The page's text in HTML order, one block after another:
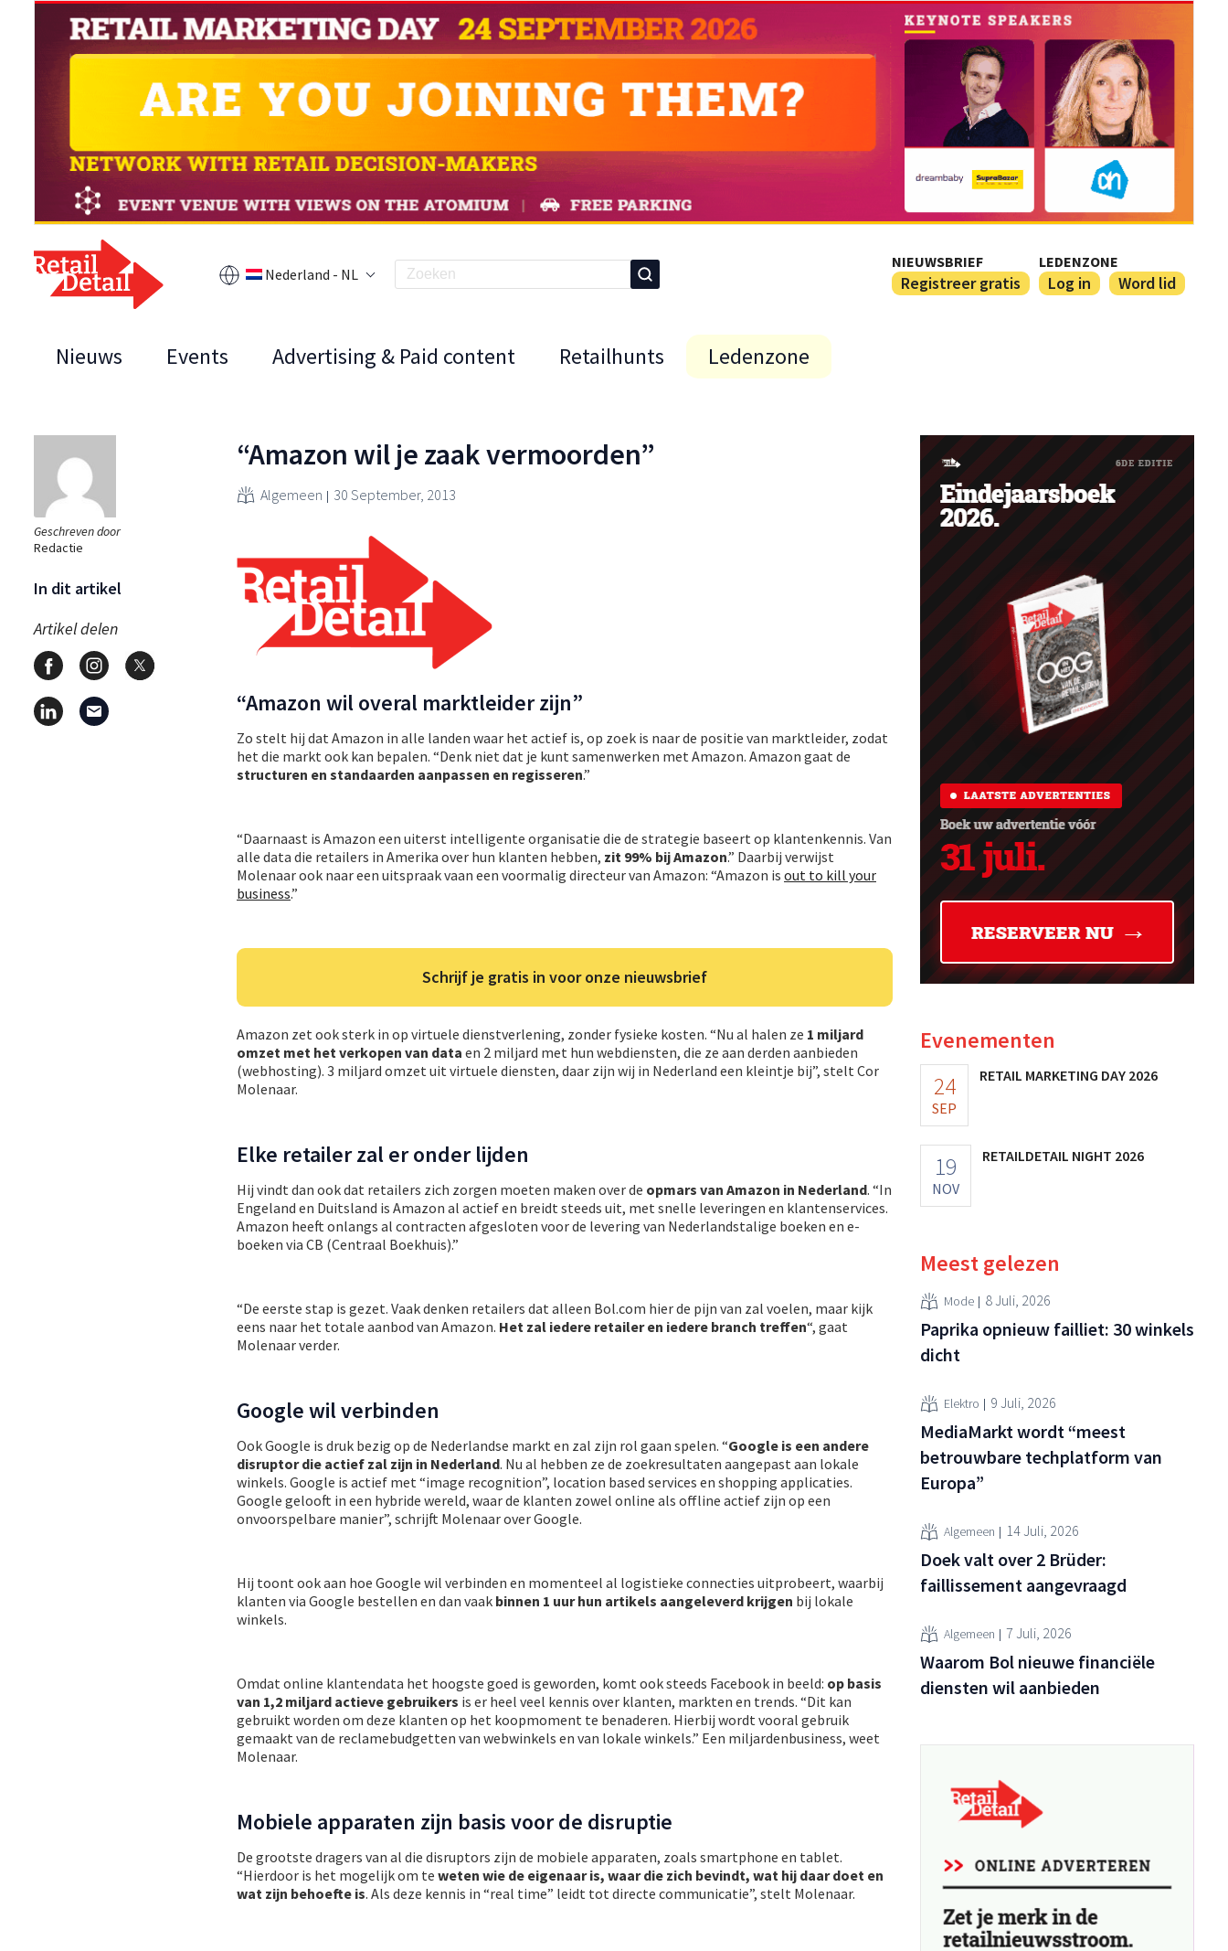
Nederland - NL
NIEUWSBRIEF
Registreer gratis
LEDENZONE
Log in Word lid
Nieuws Events Advertising & Paid content Retailhunts Ledenzone
Geschreven door
Redactie
In dit artikel
Artikel delen
“Amazon wil je zaak vermoorden”
Algemeen 30 September, 2013
“Amazon wil overal marktleider zijn”
Zo stelt hij dat Amazon in alle landen waar het actief is, op zoek is naar de positie van marktleider, zodat
het die markt ook kan bepalen. “Denk niet dat je kunt samenwerken met Amazon. Amazon gaat de
structuren en standaarden aanpassen en regisseren.”
“Daarnaast is Amazon een uiterst intelligente organisatie die de strategie baseert op klantenkennis. Van
alle data die retailers in Amerika over hun klanten hebben, zit 99% bij Amazon.” Daarbij verwijst
Molenaar ook naar een uitspraak vaan een voormalig directeur van Amazon: “Amazon is out to kill your
business.”
Schrijf je gratis in voor onze nieuwsbrief
Amazon zet ook sterk in op virtuele dienstverlening, zonder fysieke kosten. “Nu al halen ze 1 miljard
omzet met het verkopen van data en 2 miljard met hun webdiensten, die ze aan derden aanbieden
(webhosting). 3 miljard omzet uit virtuele diensten, daar zijn wij in Nederland een kleintje bij”, stelt Cor
Molenaar.
Elke retailer zal er onder lijden
Hij vindt dan ook dat retailers zich zorgen moeten maken over de opmars van Amazon in Nederland. “In
Engeland en Duitsland is Amazon al actief en breidt steeds uit, met snelle leveringen en klantenservices.
Amazon heeft onlangs al contracten afgesloten voor de levering van Nederlandstalige boeken en e-
boeken via CB (Centraal Boekhuis).”
“De eerste stap is gezet. Vaak denken retailers dat alleen Bol.com hier de pijn van zal voelen, maar kijk
eens naar het totale aanbod van Amazon. Het zal iedere retailer en iedere branch treffen“, gaat
Molenaar verder.
Google wil verbinden
Ook Google is druk bezig op de Nederlandse markt en zal zijn rol gaan spelen. “Google is een andere
disruptor die actief zal zijn in Nederland. Nu al hebben ze de zoekresultaten aangepast aan lokale
winkels. Google is actief met “image recognition”, location based services en shopping applicaties.
Google gelooft in een hybride wereld, waar de klanten zowel online als offline actief zijn op een
onvoorspelbare manier”, schrijft Molenaar over Google.
Hij toont ook aan hoe Google wil verbinden en momenteel al logistieke connecties uitprobeert, waarbij
klanten via Google bestellen en dan vaak binnen 1 uur hun artikels aangeleverd krijgen bij lokale
winkels.
Omdat online klantendata het hoogste goed is geworden, komt ook steeds Facebook in beeld: op basis
van 1,2 miljard actieve gebruikers is er heel veel kennis over klanten, markten en trends. “Dit kan
gebruikt worden om deze klanten op het koopmoment te benaderen. Hierbij wordt vooral gebruik
gemaakt van de reclamebudgetten van webwinkels en van lokale winkels.” Een miljardenbusiness, weet
Molenaar.
Mobiele apparaten zijn basis voor de disruptie
De grootste dragers van al die disruptors zijn de mobiele apparaten, zoals smartphone en tablet.
“Hierdoor is het mogelijk om te weten wie de eigenaar is, waar die zich bevindt, wat hij daar doet en
wat zijn behoefte is. Als deze kennis in “real time” leidt tot directe communicatie”, stelt Molenaar.
Evenementen
24
SEP
RETAIL MARKETING DAY 2026
19
NOV
RETAILDETAIL NIGHT 2026
Meest gelezen
Mode 8 Juli, 2026
Paprika opnieuw failliet: 30 winkels
dicht
Elektro 9 Juli, 2026
MediaMarkt wordt “meest
betrouwbare techplatform van
Europa”
Algemeen 14 Juli, 2026
Doek valt over 2 Brüder:
faillissement aangevraagd
Algemeen 7 Juli, 2026
Waarom Bol nieuwe financiële
diensten wil aanbieden